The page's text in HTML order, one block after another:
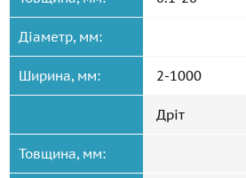
Діаметр, мм:
Ширина, мм: 2-1000
Дріт
Товщина, мм: